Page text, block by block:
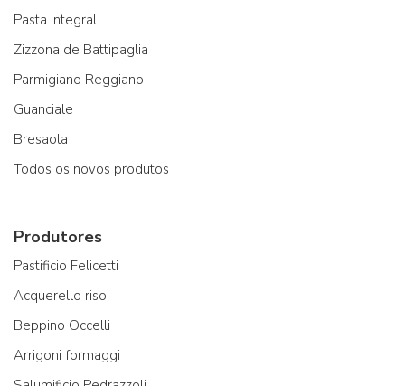
Pasta integral
Zizzona de Battipaglia
Parmigiano Reggiano
Guanciale
Bresaola
Todos os novos produtos
Produtores
Pastificio Felicetti
Acquerello riso
Beppino Occelli
Arrigoni formaggi